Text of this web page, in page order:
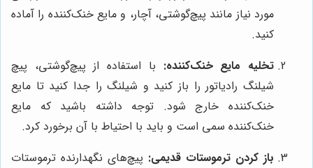
مورد نیاز مانند پیچ‌گوشتی، آچار، و مایع خنک‌کننده را آماده
کنید.
تخلیه مایع خنک‌کننده: با استفاده از پیچ‌گوشتی، پیچ
شیلنگ رادیاتور را باز کنید و شیلنگ را جدا کنید تا مایع
خنک‌کننده خارج شود. توجه داشته باشید که مایع
خنک‌کننده سمی است و باید با احتیاط با آن برخورد کرد.
باز کردن ترموستات قدیمی: پیچ‌های نگهدارنده ترموستات